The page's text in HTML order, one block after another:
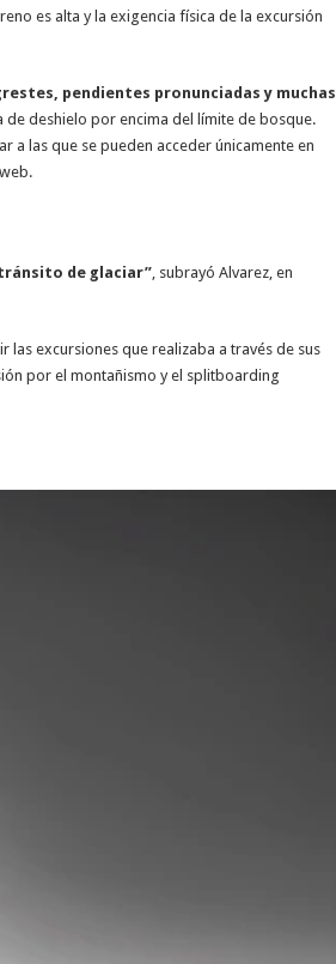
es alta y la exigencia física de la excursión
pendientes pronunciadas y muchas
de deshielo por encima del límite de bosque.
a las que se pueden acceder únicamente en
de glaciar”, subrayó Alvarez, en
las excursiones que realizaba a través de sus
por el montañismo y el splitboarding